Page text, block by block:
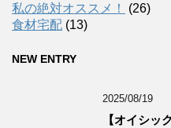
私の絶対オススメ！
(26)
食材宅配 (13)
NEW ENTRY
2025/08/19
【オイシッ